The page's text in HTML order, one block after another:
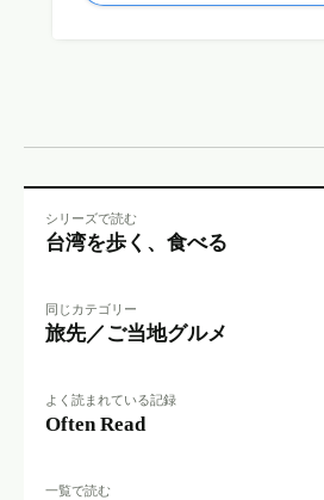
シリーズで読む
台湾を歩く、食べる
同じカテゴリー
旅先／ご当地グルメ
よく読まれている記録
Often Read
一覧で読む